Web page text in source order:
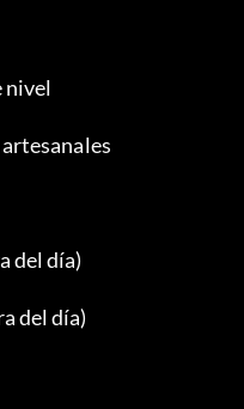
nivel
del día)
del día)